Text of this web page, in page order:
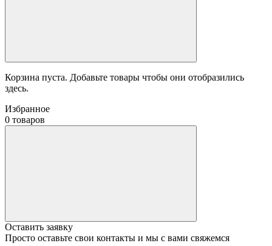
Корзина пуста. Добавьте товары чтобы они отобразились
здесь.
Избранное
0 товаров
Оставить заявку
Просто оставьте свои контакты и мы с вами свяжемся